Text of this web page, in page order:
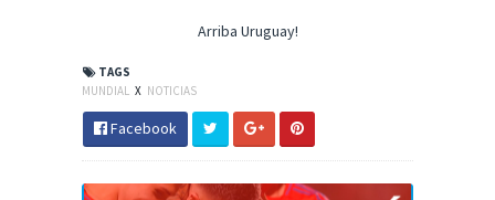
Arriba Uruguay!
TAGS
MUNDIAL X NOTICIAS
Facebook